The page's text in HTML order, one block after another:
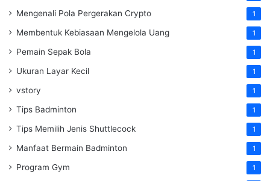
Mengenali Pola Pergerakan Crypto 1
Membentuk Kebiasaan Mengelola Uang 1
Pemain Sepak Bola 1
Ukuran Layar Kecil 1
vstory 1
Tips Badminton 1
Tips Memilih Jenis Shuttlecock 1
Manfaat Bermain Badminton 1
Program Gym 1